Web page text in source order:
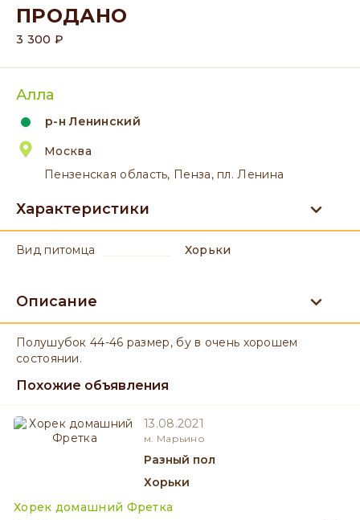
ПРОДАНО
3 300 ₽
Алла
р-н Ленинский
Москва
Пензенская область, Пенза, пл. Ленина
Характеристики
вид питомца Хорьки
Описание
Полушубок 44-46 размер, бу в очень хорошем
состоянии.
Похожие объявления
13.08.2021
м. Марьино
разный пол
Хорьки
Хорек домашний Фретка